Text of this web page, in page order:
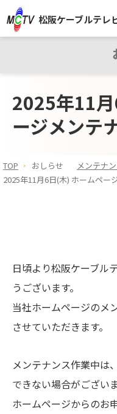
松阪ケーブルテレ
2025年11
ージメンテ
TOP おしらせ
メンテナ
2025年11月6日(木) ホームペー
日頃より松阪ケーブル
うございます。
当社ホームページのメ
させていただきます。
メンテナンス作業中は
できない場合がございま
ホームページからのお